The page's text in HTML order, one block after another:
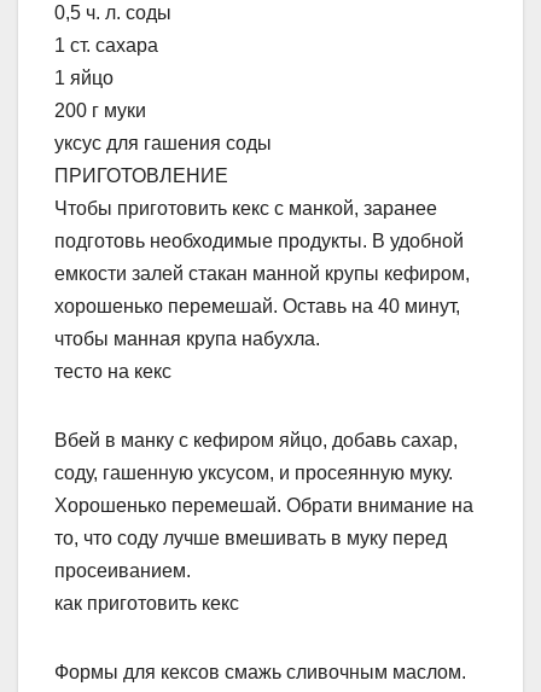
0,5 ч. л. соды
1 ст. сахара
1 яйцо
200 г муки
уксус для гашения соды
ПРИГОТОВЛЕНИЕ
Чтобы приготовить кекс с манкой, заранее
подготовь необходимые продукты. В удобной
емкости залей стакан манной крупы кефиром,
хорошенько перемешай. Оставь на 40 минут,
чтобы манная крупа набухла.
тесто на кекс
Вбей в манку с кефиром яйцо, добавь сахар,
соду, гашенную уксусом, и просеянную муку.
Хорошенько перемешай. Обрати внимание на
то, что соду лучше вмешивать в муку перед
просеиванием.
как приготовить кекс
Формы для кексов смажь сливочным маслом.